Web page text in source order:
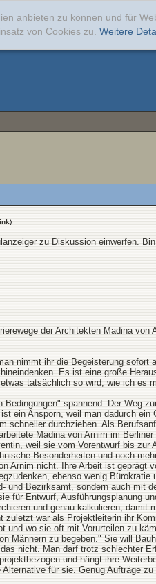
anbieten zu können und für
von Cookies zu. Weitere
)
zu Diskussion einwerfen.
der Architekten Madina
nimmt ihr die Begeisterung
Es ist eine große
tatsächlich so wird, wie ich es
spannend. Der Weg
ein Ansporn, weil man dadurch
schneller durchziehen. Als
Madina von Arnim im
weil sie vom Vorentwurf bis zur
Besonderheiten und noch
Arnim nicht. Ihre Arbeit ist geprägt
ebenso wenig
und Bezirksamt, sondern auch mit
für Entwurf, Ausführungsplanung
und genau kalkulieren,
war als Projektleiterin ihr
und wo sie oft mit Vorurteilen zu
Männern zu begeben." Sie will
nicht. Man darf trotz schlechter
und hängt ihre
für sie. Genug Aufträge